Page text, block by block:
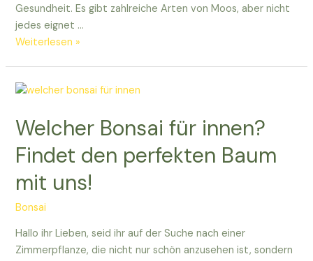
Gesundheit. Es gibt zahlreiche Arten von Moos, aber nicht
jedes eignet …
Findet
Moos
Bonsai
wählen
solltet!
Weiterlesen »
Welcher Bonsai für innen?
Findet den perfekten Baum
mit uns!
Bonsai
Hallo ihr Lieben, seid ihr auf der Suche nach einer
Zimmerpflanze, die nicht nur schön anzusehen ist, sondern